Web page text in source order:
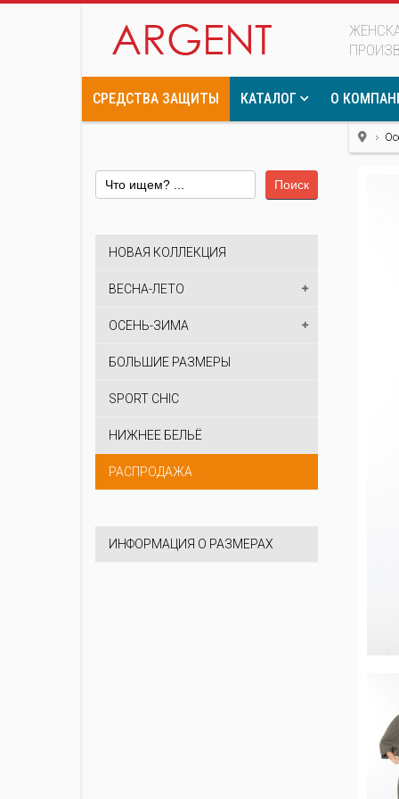
СРЕДСТВА ЗАЩИТЫ КАТАЛОГ О
Поиск
НОВАЯ КОЛЛЕКЦИЯ
ВЕСНА-ЛЕТО
ОСЕНЬ-ЗИМА
БОЛЬШИЕ РАЗМЕРЫ
SPORT CHIC
НИЖНЕЕ БЕЛЬЁ
РАСПРОДАЖА
ИНФОРМАЦИЯ О РАЗМЕРАХ